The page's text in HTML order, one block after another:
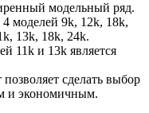
модельный ряд.
моделей 9k, 12k, 18k,
13k, 18k, 24k.
11k и 13k является
сделать выбор
и экономичным.